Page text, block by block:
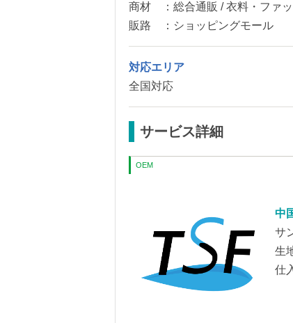
商材 ： 総合通販 / 衣料・ファ
販路 ： ショッピングモール
対応エリア
全国対応
サービス詳細
OEM
中
サ
生
仕